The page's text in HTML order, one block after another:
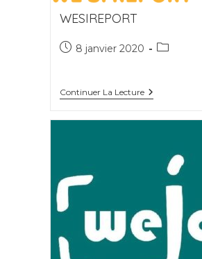
WESIREPORT
Publication
8 janvier 2020
Post
Continuer La LectureWeSiReport